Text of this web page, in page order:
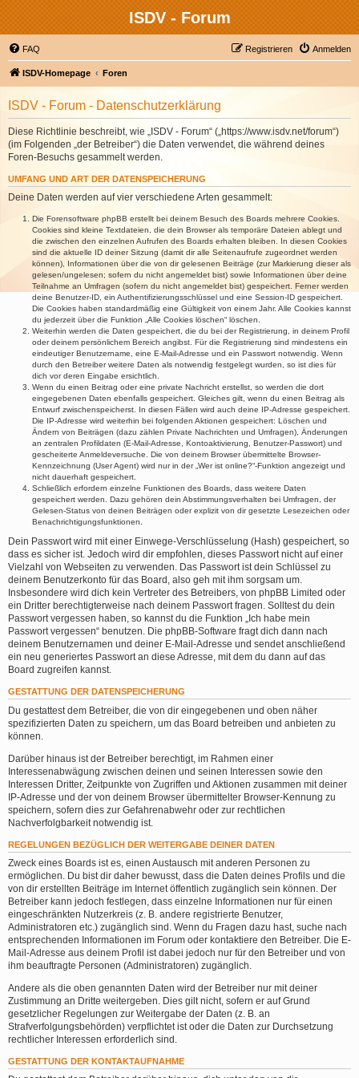
ISDV - Forum
FAQ Anmelden
Registrieren
ISDV-Homepage Foren
ISDV - Forum - Datenschutzerklärung
Diese Richtlinie beschreibt, wie „ISDV - Forum“ („https://www.isdv.net/forum“)
(im Folgenden „der Betreiber“) die Daten verwendet, die während deines
Foren-Besuchs gesammelt werden.
UMFANG UND ART DER DATENSPEICHERUNG
Deine Daten werden auf vier verschiedene Arten gesammelt:
Die Forensoftware phpBB erstellt bei deinem Besuch des Boards mehrere Cookies.
Cookies sind kleine Textdateien, die dein Browser als temporäre Dateien ablegt und
die zwischen den einzelnen Aufrufen des Boards erhalten bleiben. In diesen Cookies
sind die aktuelle ID deiner Sitzung (damit dir alle Seitenaufrufe zugeordnet werden
können), Informationen über die von dir gelesenen Beiträge (zur Markierung dieser als
gelesen/ungelesen; sofern du nicht angemeldet bist) sowie Informationen über deine
Teilnahme an Umfragen (sofern du nicht angemeldet bist) gespeichert. Ferner werden
deine Benutzer-ID, ein Authentifizierungsschlüssel und eine Session-ID gespeichert.
Die Cookies haben standardmäßig eine Gültigkeit von einem Jahr. Alle Cookies kannst
du jederzeit über die Funktion „Alle Cookies löschen“ löschen.
Weiterhin werden die Daten gespeichert, die du bei der Registrierung, in deinem Profil
oder deinem persönlichem Bereich angibst. Für die Registrierung sind mindestens ein
eindeutiger Benutzername, eine E-Mail-Adresse und ein Passwort notwendig. Wenn
durch den Betreiber weitere Daten als notwendig festgelegt wurden, so ist dies für
dich vor deren Eingabe ersichtlich.
Wenn du einen Beitrag oder eine private Nachricht erstellst, so werden die dort
eingegebenen Daten ebenfalls gespeichert. Gleiches gilt, wenn du einen Beitrag als
Entwurf zwischenspeicherst. In diesen Fällen wird auch deine IP-Adresse gespeichert.
Die IP-Adresse wird weiterhin bei folgenden Aktionen gespeichert: Löschen und
Ändern von Beiträgen (dazu zählen Private Nachrichten und Umfragen), Änderungen
an zentralen Profildaten (E-Mail-Adresse, Kontoaktivierung, Benutzer-Passwort) und
gescheiterte Anmeldeversuche. Die von deinem Browser übermittelte Browser-
Kennzeichnung (User Agent) wird nur in der „Wer ist online?“-Funktion angezeigt und
nicht dauerhaft gespeichert.
Schließlich erfordern einzelne Funktionen des Boards, dass weitere Daten
gespeichert werden. Dazu gehören dein Abstimmungsverhalten bei Umfragen, der
Gelesen-Status von deinen Beiträgen oder explizit von dir gesetzte Lesezeichen oder
Benachrichtigungsfunktionen.
Dein Passwort wird mit einer Einwege-Verschlüsselung (Hash) gespeichert, so
dass es sicher ist. Jedoch wird dir empfohlen, dieses Passwort nicht auf einer
Vielzahl von Webseiten zu verwenden. Das Passwort ist dein Schlüssel zu
deinem Benutzerkonto für das Board, also geh mit ihm sorgsam um.
Insbesondere wird dich kein Vertreter des Betreibers, von phpBB Limited oder
ein Dritter berechtigterweise nach deinem Passwort fragen. Solltest du dein
Passwort vergessen haben, so kannst du die Funktion „Ich habe mein
Passwort vergessen“ benutzen. Die phpBB-Software fragt dich dann nach
deinem Benutzernamen und deiner E-Mail-Adresse und sendet anschließend
ein neu generiertes Passwort an diese Adresse, mit dem du dann auf das
Board zugreifen kannst.
GESTATTUNG DER DATENSPEICHERUNG
Du gestattest dem Betreiber, die von dir eingegebenen und oben näher
spezifizierten Daten zu speichern, um das Board betreiben und anbieten zu
können.
Darüber hinaus ist der Betreiber berechtigt, im Rahmen einer
Interessenabwägung zwischen deinen und seinen Interessen sowie den
Interessen Dritter, Zeitpunkte von Zugriffen und Aktionen zusammen mit deiner
IP-Adresse und der von deinem Browser übermittelter Browser-Kennung zu
speichern, sofern dies zur Gefahrenabwehr oder zur rechtlichen
Nachverfolgbarkeit notwendig ist.
REGELUNGEN BEZÜGLICH DER WEITERGABE DEINER DATEN
Zweck eines Boards ist es, einen Austausch mit anderen Personen zu
ermöglichen. Du bist dir daher bewusst, dass die Daten deines Profils und die
von dir erstellten Beiträge im Internet öffentlich zugänglich sein können. Der
Betreiber kann jedoch festlegen, dass einzelne Informationen nur für einen
eingeschränkten Nutzerkreis (z. B. andere registrierte Benutzer,
Administratoren etc.) zugänglich sind. Wenn du Fragen dazu hast, suche nach
entsprechenden Informationen im Forum oder kontaktiere den Betreiber. Die E-
Mail-Adresse aus deinem Profil ist dabei jedoch nur für den Betreiber und von
ihm beauftragte Personen (Administratoren) zugänglich.
Andere als die oben genannten Daten wird der Betreiber nur mit deiner
Zustimmung an Dritte weitergeben. Dies gilt nicht, sofern er auf Grund
gesetzlicher Regelungen zur Weitergabe der Daten (z. B. an
Strafverfolgungsbehörden) verpflichtet ist oder die Daten zur Durchsetzung
rechtlicher Interessen erforderlich sind.
GESTATTUNG DER KONTAKTAUFNAHME